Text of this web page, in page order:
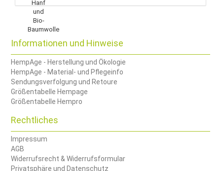
Informationen und Hinweise
HempAge - Herstellung und Ökologie
HempAge - Material- und Pflegeinfo
Sendungsverfolgung und Retoure
Größentabelle Hempage
Größentabelle Hempro
Rechtliches
Impressum
AGB
Widerrufsrecht & Widerrufsformular
Privatsphäre und Datenschutz